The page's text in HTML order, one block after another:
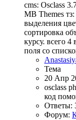
cms: Osclass
MB Themes
выделения
сортировка
курсу. всего
поля со
Тема
20 Апр
osclass
код
Ответы:
Форум: